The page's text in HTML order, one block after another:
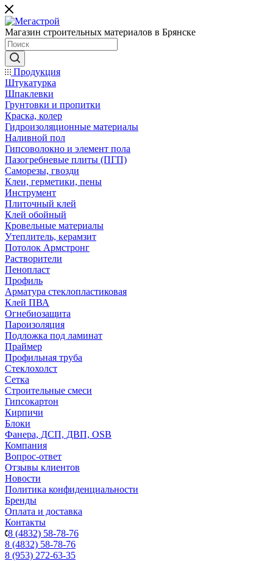
Магазин строительных материалов в Брянске
Продукция
Штукатурка
Шпаклевки
Грунтовки и пропитки
Краска, колер
Гидроизоляционные материалы
Наливной пол
Гипсоволокно и элемент пола
Пазогребневые плиты (ПГП)
Саморезы, гвозди
Клеи, герметики, пены
Инструмент
Плиточный клей
Клей обойный
Кровельные материалы
Утеплитель, керамзит
Потолок Армстронг
Растворители
Пенопласт
Профиль
Арматура стеклопластиковая
Клей ПВА
Огнебиозащита
Пароизоляция
Подложка под ламинат
Праймер
Профильная труба
Стеклохолст
Сетка
Строительные смеси
Гипсокартон
Кирпичи
Блоки
Фанера, ДСП, ДВП, OSB
Компания
Вопрос-ответ
Отзывы клиентов
Новости
Политика конфиденциальности
Бренды
Оплата и доставка
Контакты
8 (4832) 58-78-76
8 (4832) 58-78-76
8 (953) 272-63-35